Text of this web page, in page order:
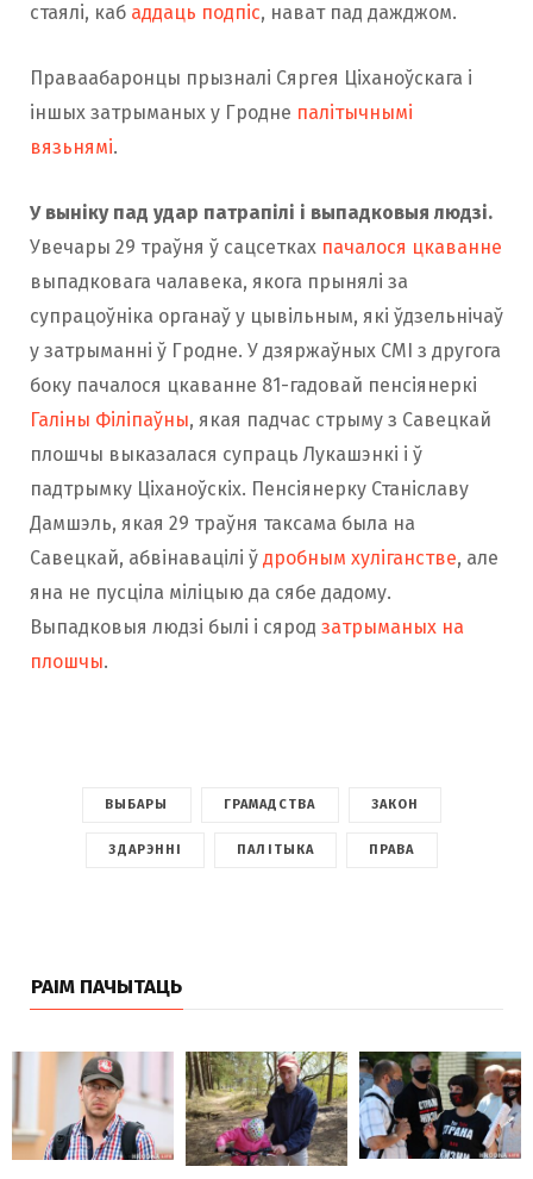
стаялі, каб аддаць подпіс, нават пад дажджом.
Праваабаронцы прызналі Сяргея Ціханоўскага і
іншых затрыманых у Гродне палітычнымі
вязьнямі.
У выніку пад удар патрапілі і выпадковыя людзі.
Увечары 29 траўня ў сацсетках пачалося цкаванне
выпадковага чалавека, якога прынялі за
супрацоўніка органаў у цывільным, які ўдзельнічаў
у затрыманні ў Гродне. У дзяржаўных СМІ з другога
боку пачалося цкаванне 81-гадовай пенсіянеркі
Галіны Філіпаўны, якая падчас стрыму з Савецкай
плошчы выказалася супраць Лукашэнкі і ў
падтрымку Ціханоўскіх. Пенсіянерку Станіславу
Дамшэль, якая 29 траўня таксама была на
Савецкай, абвінавацілі ў дробным хуліганстве, але
яна не пусціла міліцыю да сябе дадому.
Выпадковыя людзі былі і сярод затрыманых на
плошчы.
ВЫБАРЫ ГРАМАДСТВА ЗАКОН
ЗДАРЭННІ ПАЛІТЫКА ПРАВА
РАІМ ПАЧЫТАЦЬ